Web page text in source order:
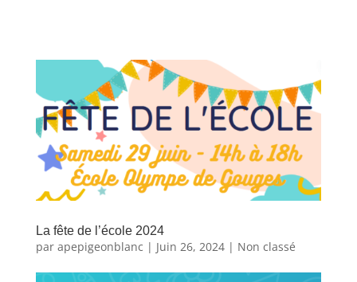
La fête de l’école 2024
par apepigeonblanc | Juin 26, 2024| Non classé